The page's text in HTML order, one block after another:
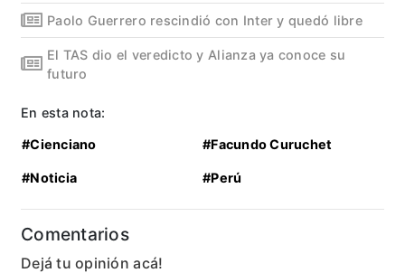
Paolo Guerrero rescindió con Inter y quedó libre
El TAS dio el veredicto y Alianza ya conoce su
futuro
En esta nota:
#Cienciano #Facundo Curuchet
#Noticia #Perú
Comentarios
Dejá tu opinión acá!